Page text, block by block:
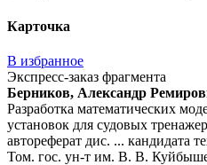
Карточка
В избранное
Экспресс-заказ фрагмента
Берников, Александр
Разработка математических
установок для судовых
автореферат дис. ... кандидата
Том. гос. ун-т им. В. В.